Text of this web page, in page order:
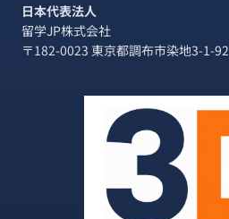
日本代表法人
留学JP株式会社
〒182-0023 東京都調布市染地3-1-92